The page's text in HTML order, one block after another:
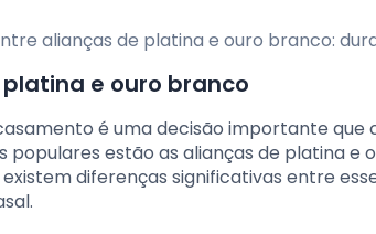
e ouro branco
é uma decisão importante que
populares estão as alianças de platina
diferenças significativas entre